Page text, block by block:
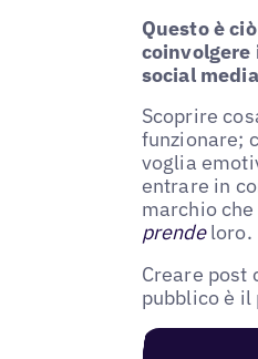
Questo è
social
Scoprire
funzionare;
voglia
entrare in
marchio
prendeloro.
Creare post
pubblico è il